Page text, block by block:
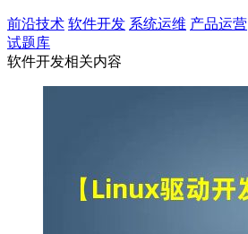
前沿技术 软件开发 系统运维 产品运营
试题库
软件开发相关内容